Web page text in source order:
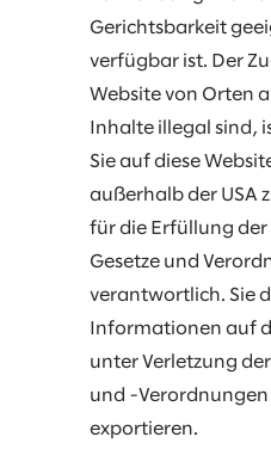
Gerichtsbarkeit
verfügbar ist. Der
Website von Orten
Inhalte illegal sind,
Sie auf diese
außerhalb der USA
für die Erfüllung
Gesetze und
verantwortlich. Sie
Informationen auf
unter Verletzung
und -
exportieren.